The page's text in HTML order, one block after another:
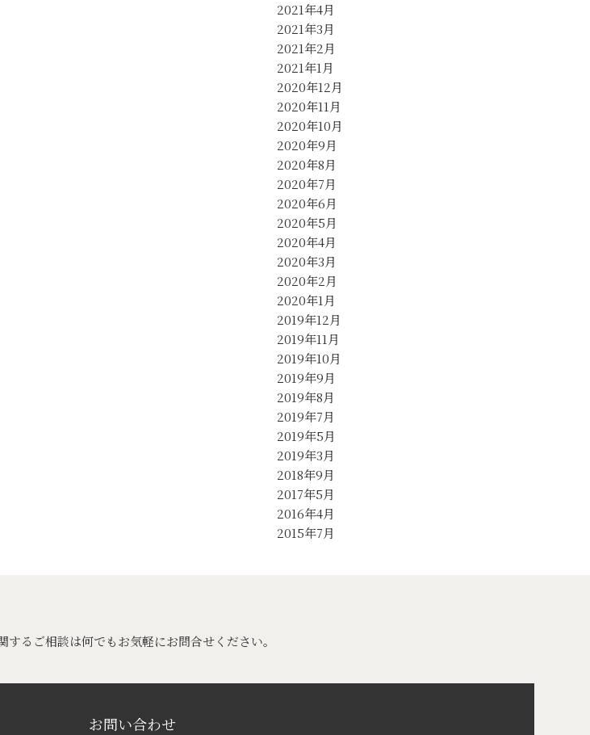
2021年4月
2021年3月
2021年2月
2021年1月
2020年12月
2020年11月
2020年10月
2020年9月
2020年8月
2020年7月
2020年6月
2020年5月
2020年4月
2020年3月
2020年2月
2020年1月
2019年12月
2019年11月
2019年10月
2019年9月
2019年8月
2019年7月
2019年5月
2019年3月
2018年9月
2017年5月
2016年4月
2015年7月
るご相談は何でもお気軽にお問合せください。
お問い合わせ